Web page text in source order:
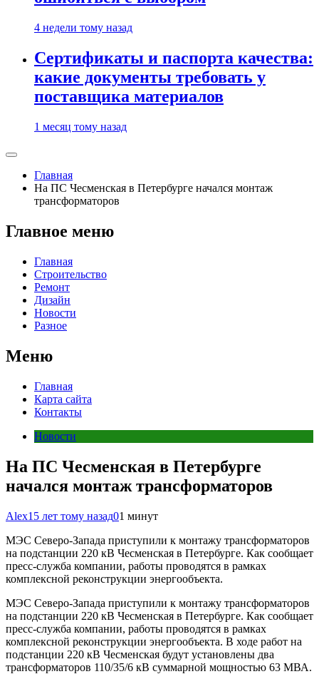
4 недели тому назад
Сертификаты и паспорта качества:
какие документы требовать у
поставщика материалов
1 месяц тому назад
Главная
На ПС Чесменская в Петербурге начался монтаж
трансформаторов
Главное меню
Главная
Строительство
Ремонт
Дизайн
Новости
Разное
Меню
Главная
Карта сайта
Контакты
Новости
На ПС Чесменская в Петербурге
начался монтаж трансформаторов
Alex15 лет тому назад01 минут
МЭС Северо-Запада приступили к монтажу трансформаторов
на подстанции 220 кВ Чесменская в Петербурге. Как сообщает
пресс-служба компании, работы проводятся в рамках
комплексной реконструкции энергообъекта.
МЭС Северо-Запада приступили к монтажу трансформаторов
на подстанции 220 кВ Чесменская в Петербурге. Как сообщает
пресс-служба компании, работы проводятся в рамках
комплексной реконструкции энергообъекта. В ходе работ на
подстанции 220 кВ Чесменская будут установлены два
трансформаторов 110/35/6 кВ суммарной мощностью 63 МВА.